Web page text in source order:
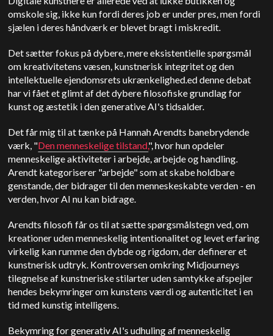
omskole sig, ikke kun fordi deres job er under pres, men fordi
sjælen i deres håndværk er blevet bragt i miskredit.
Det sætter fokus på dybere, mere eksistentielle spørgsmål
om kreativitetens væsen, kunstnerisk integritet og den
intellektuelle ejendomsrets ukrænkelighed.ed denne debat
har vi fået et glimt af det dybere filosofiske grundlag for
kunst og æstetik i den generative AI's tidsalder.
Det får mig til at tænke på Hannah Arendts banebrydende
værk, "Den menneskelige tilstand,", hvor hun opdeler
menneskelige aktiviteter i arbejde, arbejde og handling.
Arendt kategoriserer "arbejde" som at skabe holdbare
genstande, der bidrager til den menneskeskabte verden - en
verden, hvor AI nu kan bidrage.
Arendts filosofi får os til at sætte spørgsmålstegn ved, om
kreationer uden menneskelig intentionalitet og levet erfaring
virkelig kan rumme den dybde og rigdom, der definerer et
kunstnerisk udtryk. Kontroversen omkring Midjourneys
tilegnelse af kunstneriske stilarter uden samtykke afspejler
hendes bekymringer om kunstens værdi og autenticitet i en
tid med kunstig intelligens.
Bekymring for generativ AI's udhuling af menneskelig